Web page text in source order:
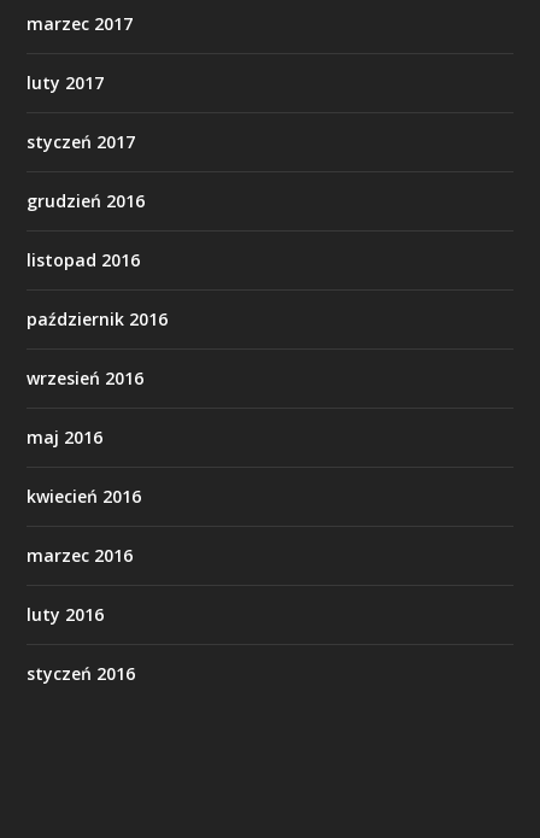
marzec 2017
luty 2017
styczeń 2017
grudzień 2016
listopad 2016
październik 2016
wrzesień 2016
maj 2016
kwiecień 2016
marzec 2016
luty 2016
styczeń 2016